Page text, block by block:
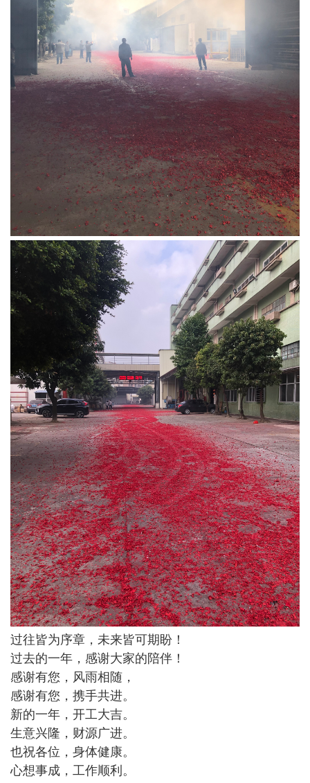
过往皆为序章，未来皆可期盼！
过去的一年，感谢大家的陪伴！
感谢有您，风雨相随，
感谢有您，携手共进。
新的一年，开工大吉。
生意兴隆，财源广进。
也祝各位，身体健康。
心想事成，工作顺利。